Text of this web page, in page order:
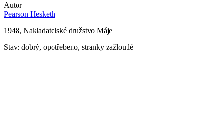
Autor
Pearson Hesketh
1948, Nakladatelské družstvo Máje
Stav: dobrý, opotřebeno, stránky zažloutlé